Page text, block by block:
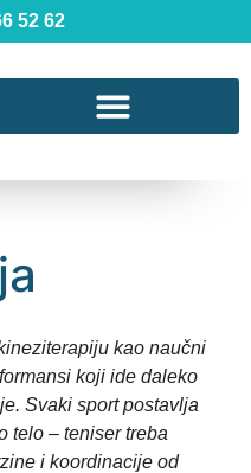
52 62
kao naučni
koji ide daleko
Svaki sport postavlja
telo – teniser treba
i koordinacije od